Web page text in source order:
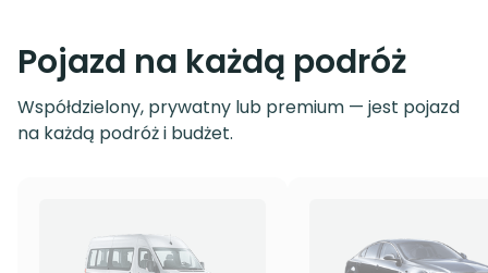
Pojazd na każdą podróż
Współdzielony, prywatny lub premium — jest pojazd
na każdą podróż i budżet.